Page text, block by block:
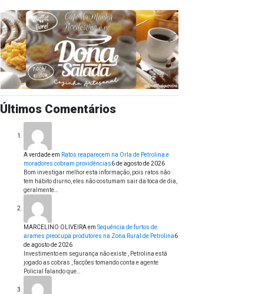
Últimos Comentários
A verdadeem Ratos reaparecem na Orla de Petrolina e
moradores cobram providências6 de agosto de 2026
Bom investigar melhor esta informação, pois ratos não
tem hábito diurno, eles não costumam sair da toca de dia,
geralmente…
MARCELINO OLIVEIRAem Sequência de furtos de
arames preocupa produtores na Zona Rural de Petrolina6
de agosto de 2026
Investimento em segurança não existe , Petrolina está
jogado as cobras , facções tomando conta e agente
Policial falando que…